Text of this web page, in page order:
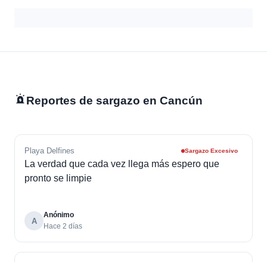
Reportes de sargazo en Cancún
Playa Delfines Sargazo Excesivo
La verdad que cada vez llega más espero que
pronto se limpie
A
Anónimo
Hace 2 días